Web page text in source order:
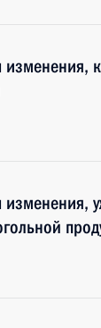
изменения,